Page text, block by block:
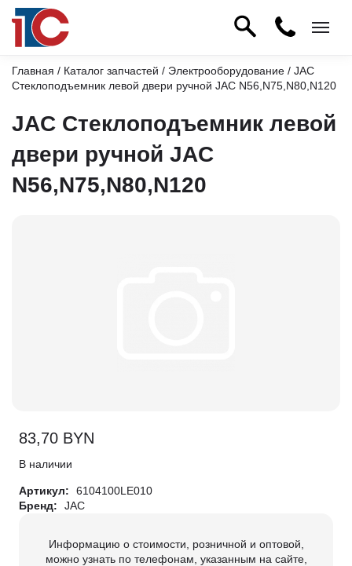
Главная / Каталог запчастей / Электрооборудование / JAC
Стеклоподъемник левой двери ручной JAC N56,N75,N80,N120
JAC Стеклоподъемник левой
двери ручной JAC
N56,N75,N80,N120
83,70 BYN
В наличии
Артикул:
6104100LE010
Бренд:
JAC
Информацию о стоимости, розничной и оптовой,
можно узнать по телефонам, указанным на сайте,